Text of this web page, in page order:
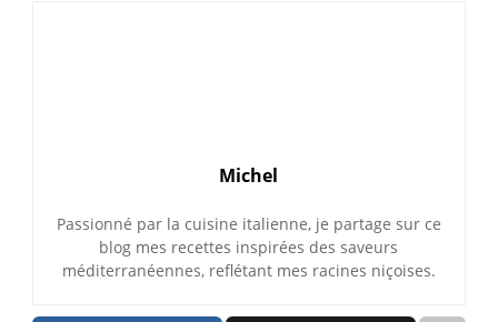
Michel
Passionné par la cuisine italienne, je partage sur ce
blog mes recettes inspirées des saveurs
méditerranéennes, reflétant mes racines niçoises.